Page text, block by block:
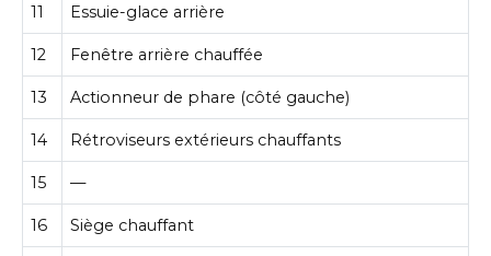
11 Essuie-glace arrière
12 Fenêtre arrière chauffée
13 Actionneur de phare (côté gauche)
14 Rétroviseurs extérieurs chauffants
15 —
16 Siège chauffant